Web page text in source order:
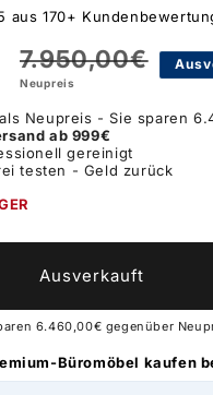
aus 170+
Normaler
7.950,00€
Neupreis
Neupreis - Sie sparen
ab 999€
gereinigt
testen - Geld zurück
Ausverkauft
6.460,00€ gegenüber
Büromöbel kaufen